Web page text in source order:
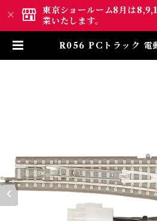
東京ショールーム8月は
業いたします。
R056 PCトラック 電